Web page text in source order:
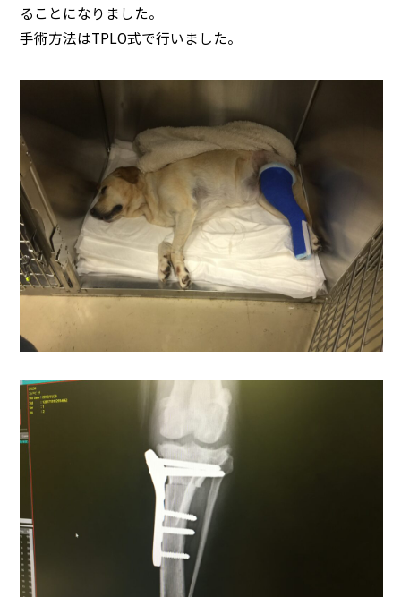
ることになりました。
手術方法はTPLO式で行いました。